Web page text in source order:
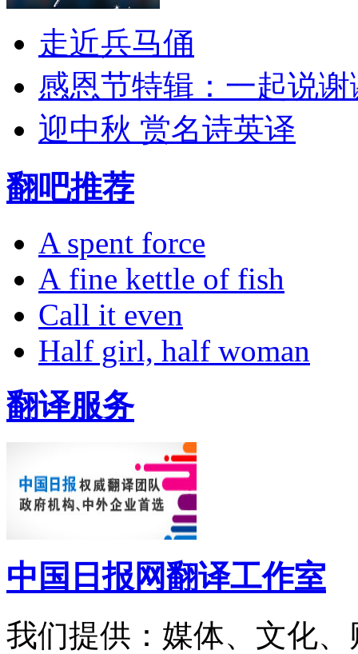
走近兵马俑
感恩节特辑：一起说谢
迎中秋 赏名诗英译
翻吧推荐
A spent force
A fine kettle of fish
Call it even
Half girl, half woman
翻译服务
中国日报网翻译工作室
我们提供：媒体、文化